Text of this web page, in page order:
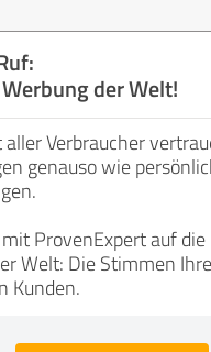
der Welt!
Verbraucher
genauso wie
ProvenExpert auf die
Welt: Die Stimmen
Kunden.